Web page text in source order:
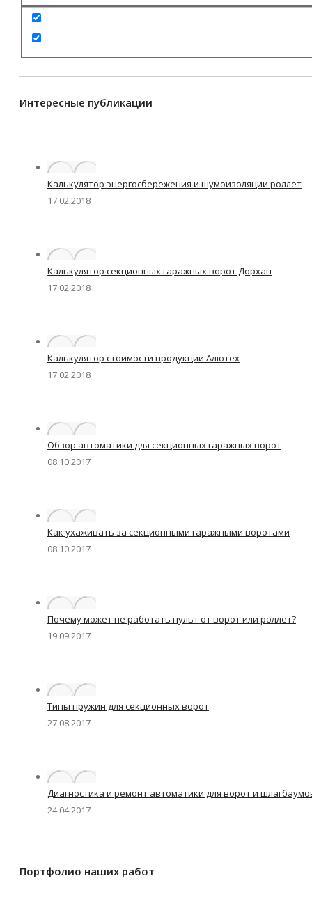
Интересные публикации
Калькулятор энергосбережения и шумоизоляции роллет
17.02.2018
Калькулятор секционных гаражных ворот Дорхан
17.02.2018
Калькулятор стоимости продукции Алютех
17.02.2018
Обзор автоматики для секционных гаражных ворот
08.10.2017
Как ухаживать за секционными гаражными воротами
08.10.2017
Почему может не работать пульт от ворот или роллет?
19.09.2017
Типы пружин для секционных ворот
27.08.2017
Диагностика и ремонт автоматики для ворот и
24.04.2017
Портфолио наших работ